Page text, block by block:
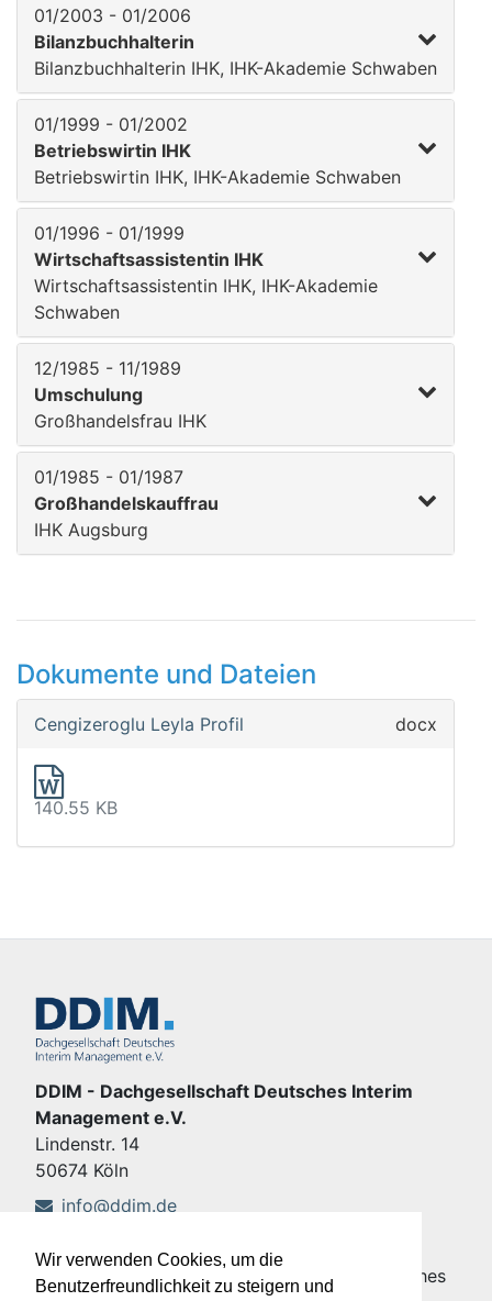
Wir verwenden Cookies, um die
Benutzerfreundlichkeit zu steigern und
01/2003 - 01/2006
Bilanzbuchhalterin
Bilanzbuchhalterin IHK, IHK-Akademie Schwaben
01/1999 - 01/2002
Betriebswirtin IHK
Betriebswirtin IHK, IHK-Akademie Schwaben
01/1996 - 01/1999
Wirtschaftsassistentin IHK
Wirtschaftsassistentin IHK, IHK-Akademie
Schwaben
12/1985 - 11/1989
Umschulung
Großhandelsfrau IHK
01/1985 - 01/1987
Großhandelskauffrau
IHK Augsburg
Dokumente und Dateien
Cengizeroglu Leyla Profil docx
140.55 KB
DDIM - Dachgesellschaft Deutsches Interim
Management e.V.
Lindenstr. 14
50674 Köln
info@ddim.de
Copyright © DDIM - Dachgesellschaft Deutsches